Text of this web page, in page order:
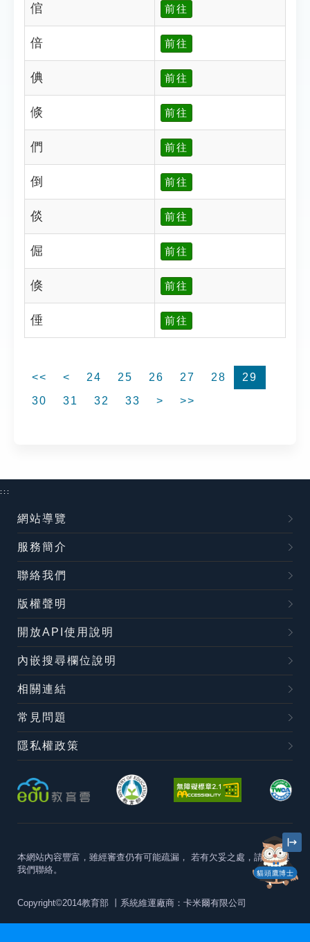
倌 前往
倍 前往
倎 前往
倐 前往
們 前往
倒 前往
倓 前往
倔 前往
倏 前往
倕 前往
<< < 24 25 26 27 28
29
30
31 32 33 > >>
貓頭鷹博士
:::
網站導覽
服務簡介
聯絡我們
版權聲明
開放API使用說明
內嵌搜尋欄位說明
相關連結
常見問題
隱私權政策
本網站內容豐富，雖經審查仍有可能疏漏， 若有欠妥之處，請隨時與
我們聯絡。
Copyright©2014教育部 丨系統維運廠商：卡米爾有限公司